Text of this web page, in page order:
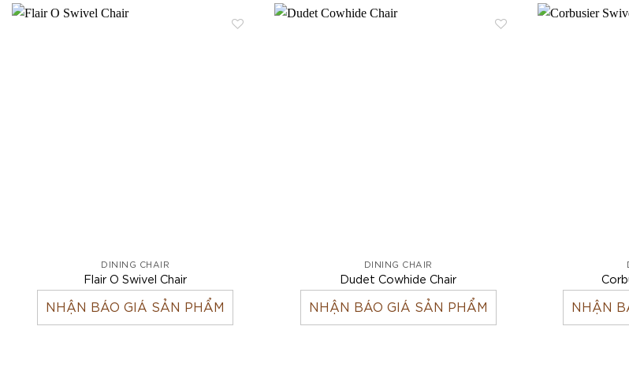
DINING CHAIR
Flair O Swivel Chair
NHẬN BÁO GIÁ SẢN PHẨM
DINING CHAIR
Dudet Cowhide Chair
NHẬN BÁO GIÁ SẢN PHẨM NHẬN